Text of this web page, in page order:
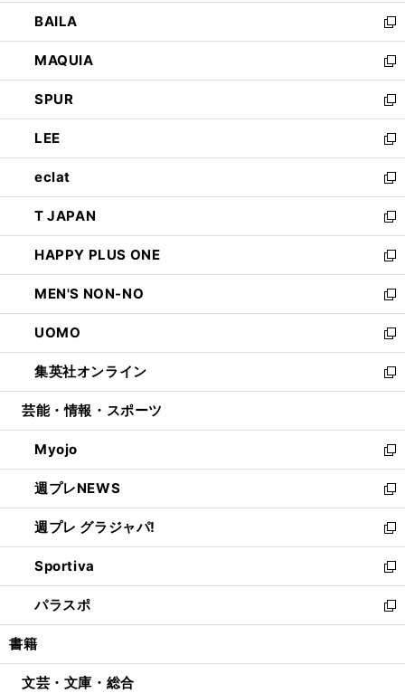
く
ウ
ィ
ン
ド
ウ
で
開
く
し
い
ウ
ィ
ン
ド
ウ
で
開
く
BAILA
新
し
い
ウ
ィ
ン
ド
ウ
で
開
く
MAQUIA
新
し
い
ウ
ィ
ン
ド
ウ
で
開
く
SPUR
新
し
い
ウ
ィ
ン
ド
ウ
で
開
く
LEE
新
し
い
ウ
ィ
ン
ド
ウ
で
開
く
eclat
新
し
い
ウ
ィ
ン
ド
ウ
で
開
く
T JAPAN
新
し
い
ウ
ィ
ン
ド
ウ
で
開
HAPPY PLUS ONE
新
し
い
ウ
ィ
ン
ド
ウ
開
く
MEN'S NON-NO
新
し
い
ウ
ィ
ン
ウ
で
開
く
UOMO
新
し
い
ウ
ン
ド
ウ
で
開
く
集英社オンライン
新
し
ウ
ィ
ン
ド
ウ
で
開
く
芸能・情報・スポーツ
Myojo
新
し
い
ウ
ィ
ン
ド
ウ
で
開
週プレNEWS
新
し
い
ウ
ィ
ン
ド
ウ
開
週プレ グラジャパ!
新
し
い
ウ
ィ
ン
ウ
Sportiva
新
し
い
ウ
ン
パラスポ
新
し
ウ
書籍
文芸・文庫・総合